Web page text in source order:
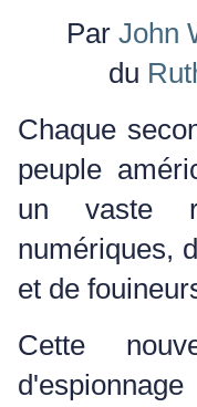
Par John
du
Chaque
peuple
un vaste
numériques,
et de
Cette